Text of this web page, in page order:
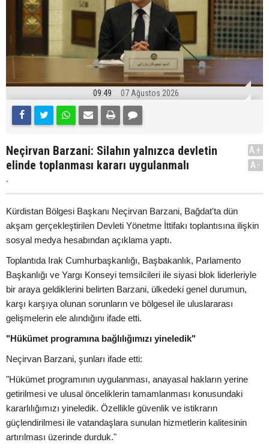
09:49 07 Ağustos 2026
Neçirvan Barzani: Silahın yalnızca devletin
elinde toplanması kararı uygulanmalı
.
A+
A-
Kürdistan Bölgesi Başkanı Neçirvan Barzani, Bağdat'ta dün
akşam gerçekleştirilen Devleti Yönetme İttifakı toplantısına ilişkin
sosyal medya hesabından açıklama yaptı.
Toplantıda Irak Cumhurbaşkanlığı, Başbakanlık, Parlamento
Başkanlığı ve Yargı Konseyi temsilcileri ile siyasi blok liderleriyle
bir araya geldiklerini belirten Barzani, ülkedeki genel durumun,
karşı karşıya olunan sorunların ve bölgesel ile uluslararası
gelişmelerin ele alındığını ifade etti.
"Hükümet programına bağlılığımızı yineledik"
Neçirvan Barzani, şunları ifade etti:
"Hükümet programının uygulanması, anayasal hakların yerine
getirilmesi ve ulusal önceliklerin tamamlanması konusundaki
kararlılığımızı yineledik. Özellikle güvenlik ve istikrarın
güçlendirilmesi ile vatandaşlara sunulan hizmetlerin kalitesinin
artırılması üzerinde durduk."